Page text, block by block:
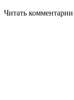
Читать комментарии